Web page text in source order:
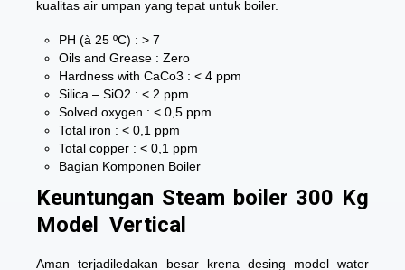
kualitas air umpan yang tepat untuk boiler.
PH (à 25 ºC) : > 7
Oils and Grease : Zero
Hardness with CaCo3 : < 4 ppm
Silica – SiO2 : < 2 ppm
Solved oxygen : < 0,5 ppm
Total iron : < 0,1 ppm
Total copper : < 0,1 ppm
Bagian Komponen Boiler
Keuntungan Steam boiler 300 Kg
Model Vertical
Aman terjadiledakan besar krena desing model water